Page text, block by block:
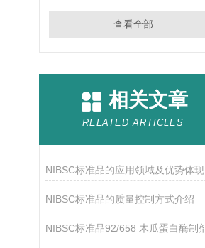
查看全部
相关文章
RELATED ARTICLES
NIBSC标准品的应用领域及优势体现
NIBSC标准品的质量控制方式介绍